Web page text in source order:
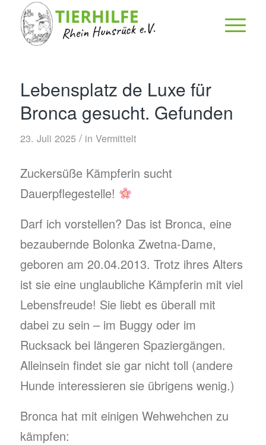
Lebensplatz de Luxe für
Bronca gesucht. Gefunden
23. Juli 2025 / in Vermittelt
Zuckersüße Kämpferin sucht
Dauerpflegestelle!
Darf ich vorstellen? Das ist Bronca, eine
bezaubernde Bolonka Zwetna-Dame,
geboren am 20.04.2013. Trotz ihres Alters
ist sie eine unglaubliche Kämpferin mit viel
Lebensfreude! Sie liebt es überall mit
dabei zu sein – im Buggy oder im
Rucksack bei längeren Spaziergängen.
Alleinsein findet sie gar nicht toll (andere
Hunde interessieren sie übrigens wenig.)
Bronca hat mit einigen Wehwehchen zu
kämpfen: